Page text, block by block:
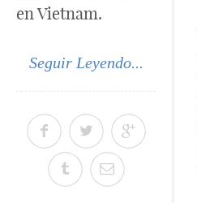
en Vietnam.
Seguir Leyendo...